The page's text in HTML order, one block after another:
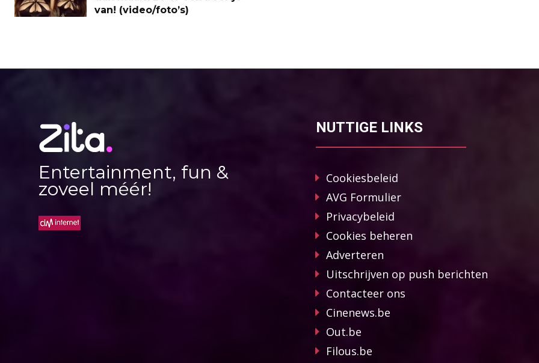
van! (video/foto’s)
Entertainment, fun &
zoveel méér!
NUTTIGE LINKS
Cookiesbeleid
AVG Formulier
Privacybeleid
Cookies beheren
Adverteren
Uitschrijven op push berichten
Contacteer ons
Cinenews.be
Out.be
Filous.be